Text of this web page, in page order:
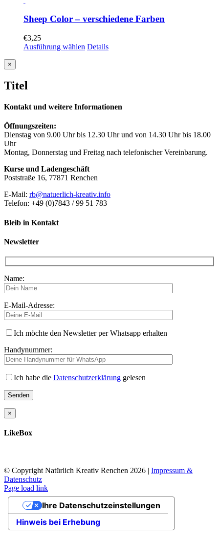
Sheep Color – verschiedene Farben
€3,25
Ausführung wählen Details
Close
product
view
×
Titel
Kontakt und weitere Informationen
Öffnungszeiten:
Dienstag von 9.00 Uhr bis 12.30 Uhr und von 14.30 Uhr bis 18.00
Uhr
Montag, Donnerstag und Freitag nach telefonischer Vereinbarung.
Kurse und Ladengeschäft
Poststraße 16, 77871 Renchen
E-Mail: rb@natuerlich-kreativ.info
Telefon: +49 (0)7843 / 99 51 783
Bleib in Kontakt
Newsletter
Name:
E-Mail-Adresse:
Ich möchte den Newsletter per Whatsapp erhalten
Handynummer:
Ich habe die Datenschutzerklärung gelesen
×
LikeBox
© Copyright Natürlich Kreativ Renchen 2026 | Impressum &
Datenschutz
Facebook
Instagram
Page load link
Nach
Hinweis bei Erhebung
Ihre Datenschutzeinstellungen